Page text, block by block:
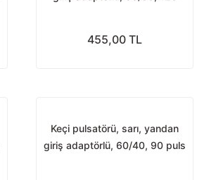
455,00 TL
Keçi pulsatörü, sarı, yandan
giriş adaptörlü, 60/40, 90 puls